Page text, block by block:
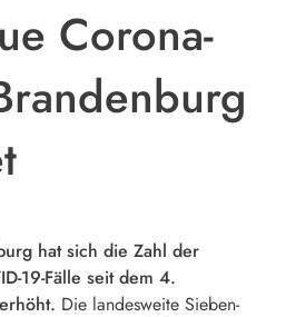
Corona-
hat sich die Zahl der
19-Fälle seit dem 4.
Die landesweite Sieben-